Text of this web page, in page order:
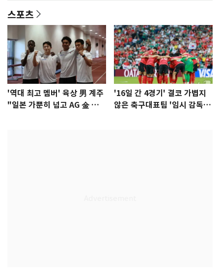
스포츠
'역대 최고 멤버' 육상 男 계주
"일본 가뿐히 넘고 AG 金 따겠
'16일 간 4경기' 결코 가볍지
않은 축구대표팀 '임시 감독'